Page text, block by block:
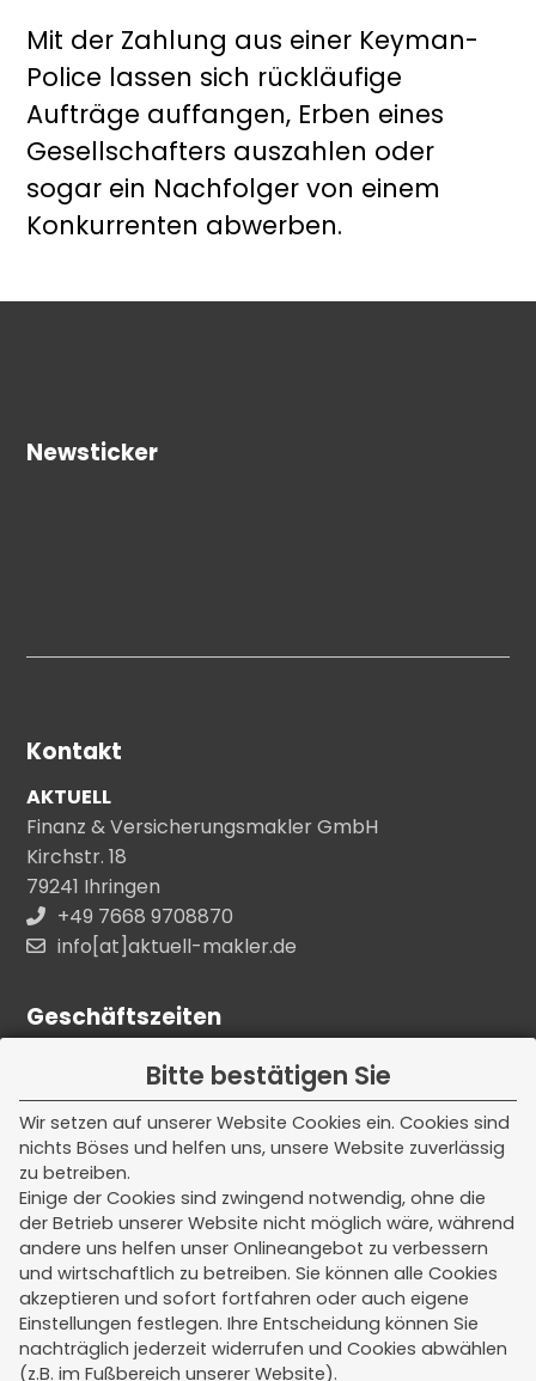
Bitte bestätigen Sie
Wir setzen auf unserer Website Cookies ein. Cookies sind
nichts Böses und helfen uns, unsere Website zuverlässig
zu betreiben.
Einige der Cookies sind zwingend notwendig, ohne die
der Betrieb unserer Website nicht möglich wäre, während
andere uns helfen unser Onlineangebot zu verbessern
und wirtschaftlich zu betreiben. Sie können alle Cookies
akzeptieren und sofort fortfahren oder auch eigene
Einstellungen festlegen. Ihre Entscheidung können Sie
nachträglich jederzeit widerrufen und Cookies abwählen
(z.B. im Fußbereich unserer Website).
Mit der Zahlung aus einer Keyman-
Police lassen sich rückläufige
Aufträge auffangen, Erben eines
Gesellschafters auszahlen oder
sogar ein Nachfolger von einem
Konkurrenten abwerben.
Newsticker
Kontakt
AKTUELL
Finanz & Versicherungsmakler GmbH
Kirchstr. 18
79241 Ihringen
+49 7668 9708870
info[at]aktuell-makler.de
Geschäftszeiten
Unsere Kern - Bürozeiten:
Montag - Freitag
08:00 - 12:00 Uhr
Termine außerhalb dieser Zeiten nach
Vereinbarung.
Rechtliches